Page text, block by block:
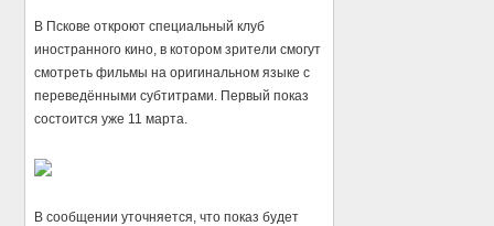
В Пскове откроют специальный клуб
иностранного кино, в котором зрители смогут
смотреть фильмы на оригинальном языке с
переведёнными субтитрами. Первый показ
состоится уже 11 марта.
В сообщении уточняется, что показ будет